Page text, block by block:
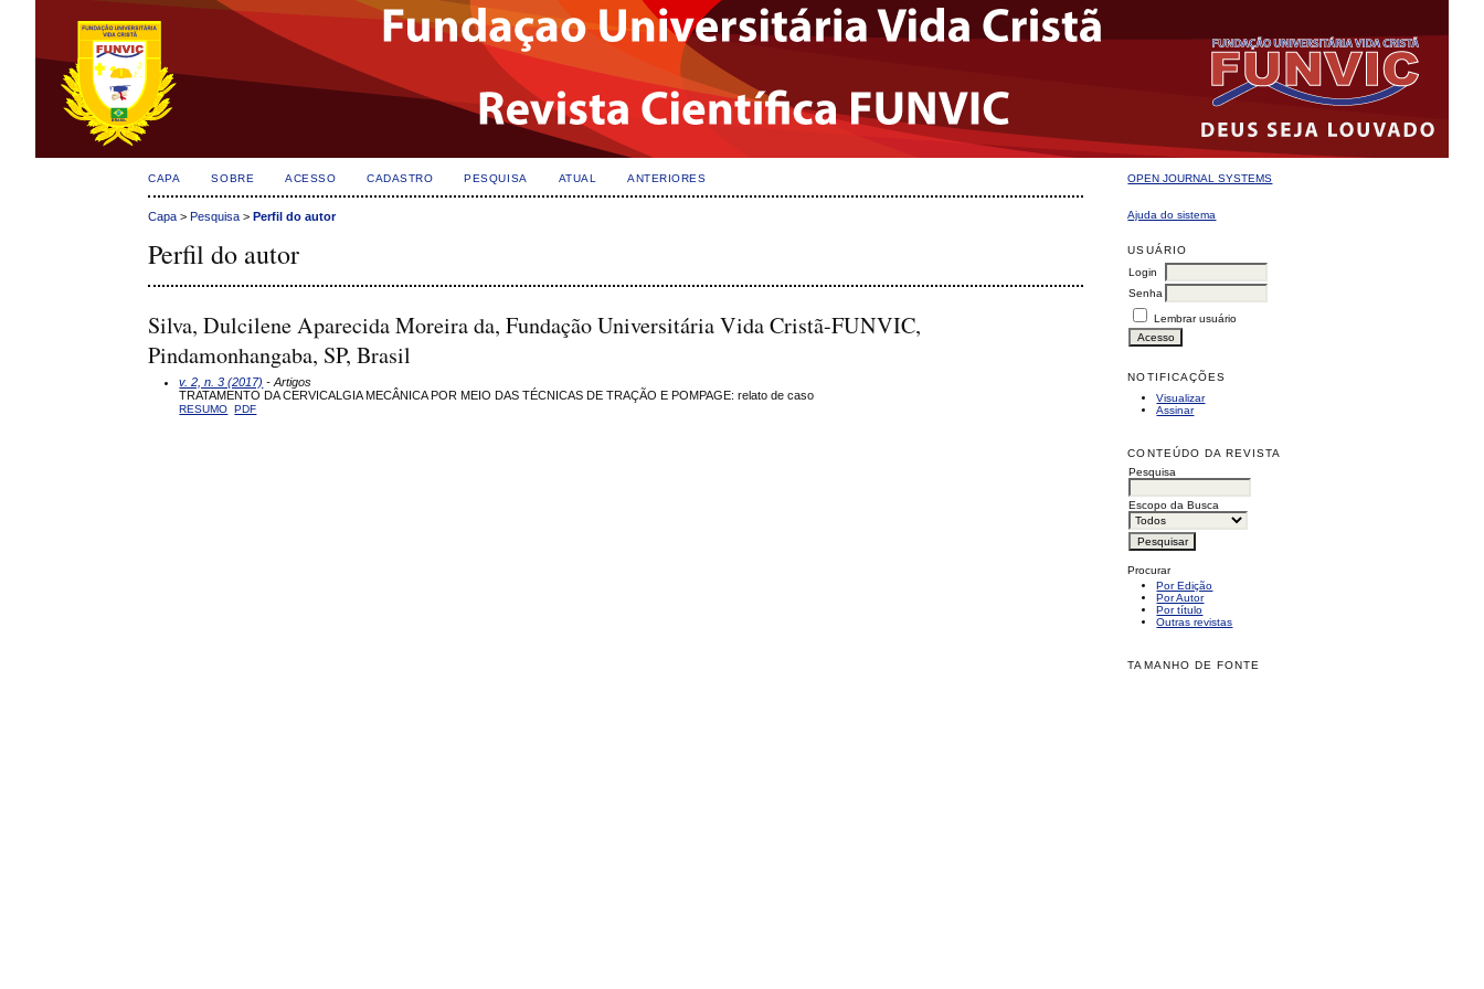
OPEN JOURNAL SYSTEMS
Ajuda do sistema
USUÁRIO
Login
Senha
Lembrar usuário
NOTIFICAÇÕES
Visualizar
Assinar
CONTEÚDO DA REVISTA
Pesquisa
Escopo da Busca
Procurar
Por Edição
Por Autor
Por título
Outras revistas
TAMANHO DE FONTE
CAPA SOBRE ACESSO CADASTRO PESQUISA ATUAL ANTERIORES
Capa >Pesquisa >Perfil do autor
Perfil do autor
Silva, Dulcilene Aparecida Moreira da, Fundação Universitária Vida Cristã-FUNVIC,
Pindamonhangaba, SP, Brasil
v. 2, n. 3 (2017) - Artigos
TRATAMENTO DA CERVICALGIA MECÂNICA POR MEIO DAS TÉCNICAS DE TRAÇÃO E POMPAGE: relato de caso
RESUMO PDF